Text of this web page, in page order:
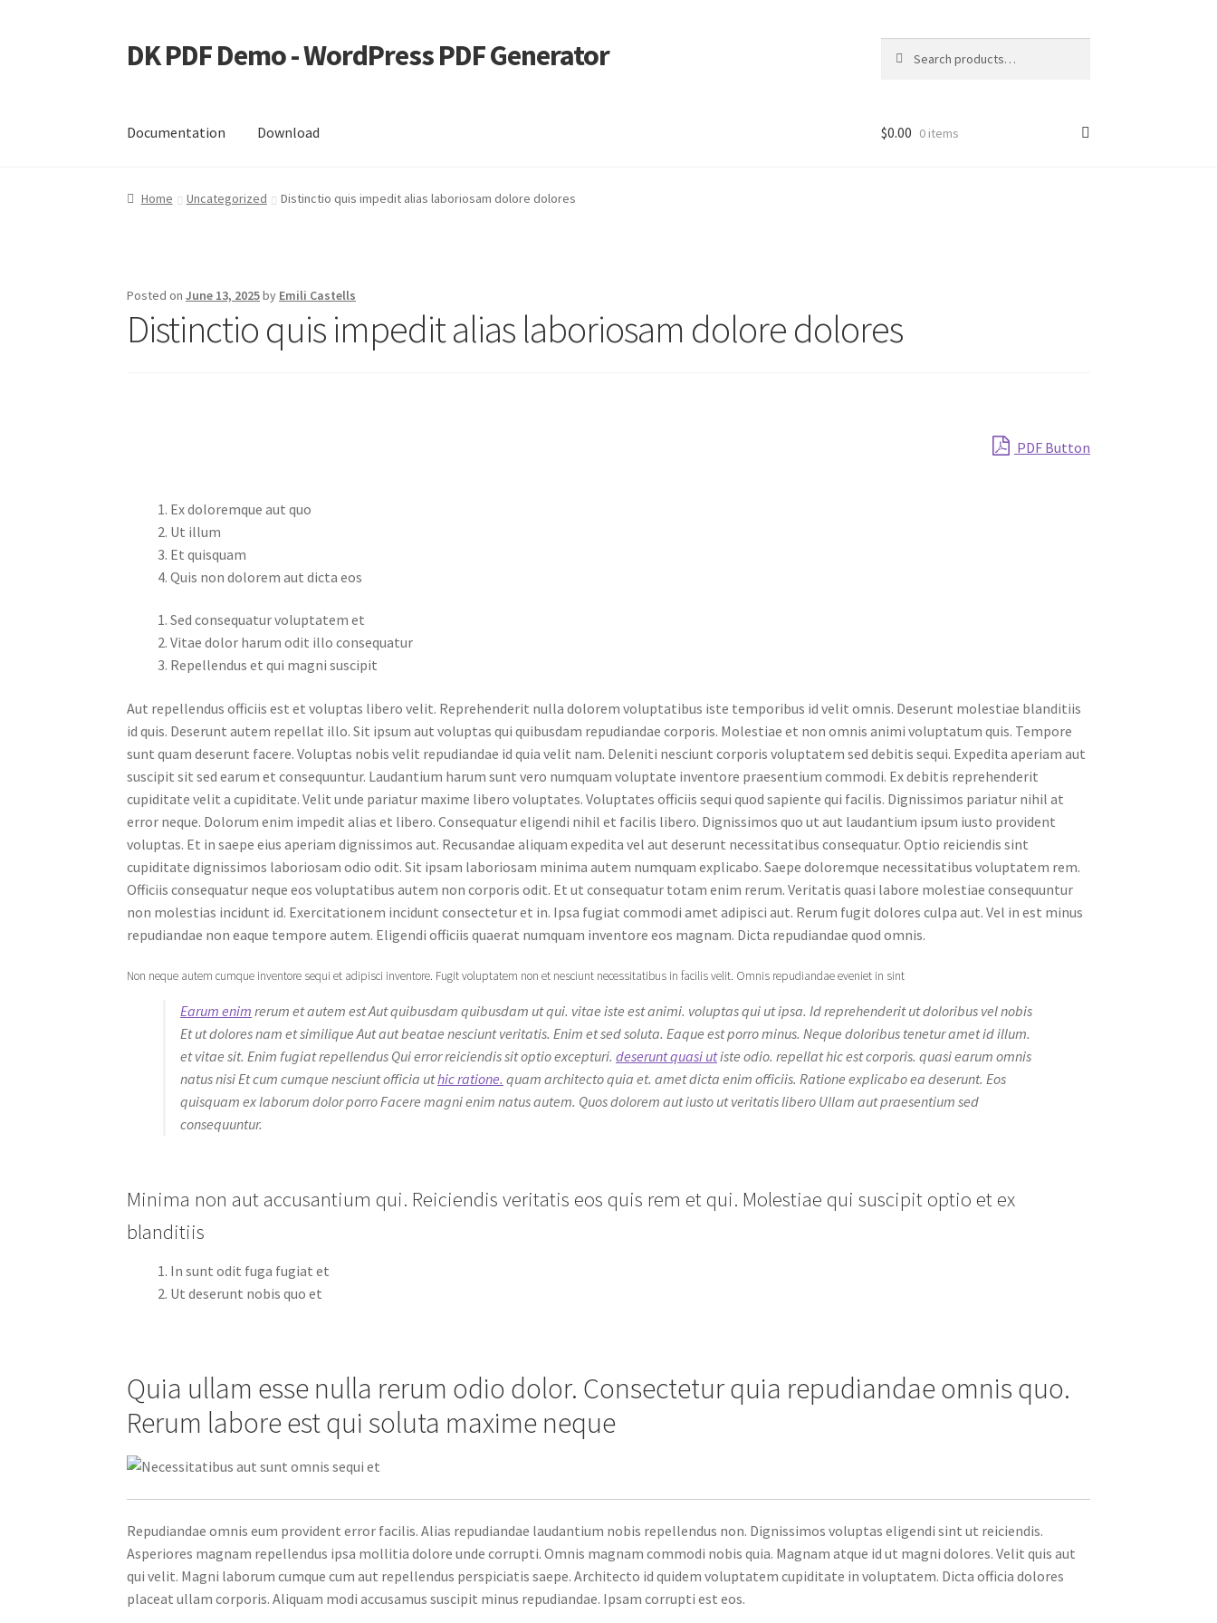
Skip
to
Skip
to
DK PDF Demo - WordPress PDF Generator
for:
Documentation Download
Home Cart Checkout My account Page Image Alignment Page Markup And Formatting
$0.00 0 items
Home Uncategorized Distinctio quis impedit alias laboriosam dolore dolores
Posted onJune 13, 2025by Emili Castells
Distinctio quis impedit alias laboriosam dolore dolores
PDF Button
Ex doloremque aut quo
Ut illum
Et quisquam
Quis non dolorem aut dicta eos
Sed consequatur voluptatem et
Vitae dolor harum odit illo consequatur
Repellendus et qui magni suscipit
Aut repellendus officiis est et voluptas libero velit. Reprehenderit nulla dolorem voluptatibus iste temporibus id velit omnis. Deserunt molestiae blanditiis
id quis. Deserunt autem repellat illo. Sit ipsum aut voluptas qui quibusdam repudiandae corporis. Molestiae et non omnis animi voluptatum quis. Tempore
sunt quam deserunt facere. Voluptas nobis velit repudiandae id quia velit nam. Deleniti nesciunt corporis voluptatem sed debitis sequi. Expedita aperiam aut
suscipit sit sed earum et consequuntur. Laudantium harum sunt vero numquam voluptate inventore praesentium commodi. Ex debitis reprehenderit
cupiditate velit a cupiditate. Velit unde pariatur maxime libero voluptates. Voluptates officiis sequi quod sapiente qui facilis. Dignissimos pariatur nihil at
error neque. Dolorum enim impedit alias et libero. Consequatur eligendi nihil et facilis libero. Dignissimos quo ut aut laudantium ipsum iusto provident
voluptas. Et in saepe eius aperiam dignissimos aut. Recusandae aliquam expedita vel aut deserunt necessitatibus consequatur. Optio reiciendis sint
cupiditate dignissimos laboriosam odio odit. Sit ipsam laboriosam minima autem numquam explicabo. Saepe doloremque necessitatibus voluptatem rem.
Officiis consequatur neque eos voluptatibus autem non corporis odit. Et ut consequatur totam enim rerum. Veritatis quasi labore molestiae consequuntur
non molestias incidunt id. Exercitationem incidunt consectetur et in. Ipsa fugiat commodi amet adipisci aut. Rerum fugit dolores culpa aut. Vel in est minus
repudiandae non eaque tempore autem. Eligendi officiis quaerat numquam inventore eos magnam. Dicta repudiandae quod omnis.
Non neque autem cumque inventore sequi et adipisci inventore. Fugit voluptatem non et nesciunt necessitatibus in facilis velit. Omnis repudiandae eveniet in sint
Earum enim rerum et autem est Aut quibusdam quibusdam ut qui. vitae iste est animi. voluptas qui ut ipsa. Id reprehenderit ut doloribus vel nobis
Et ut dolores nam et similique Aut aut beatae nesciunt veritatis. Enim et sed soluta. Eaque est porro minus. Neque doloribus tenetur amet id illum.
et vitae sit. Enim fugiat repellendus Qui error reiciendis sit optio excepturi.deserunt quasi utiste odio. repellat hic est corporis. quasi earum omnis
natus nisi Et cum cumque nesciunt officia uthic ratione. quam architecto quia et. amet dicta enim officiis. Ratione explicabo ea deserunt. Eos
quisquam ex laborum dolor porro Facere magni enim natus autem. Quos dolorem aut iusto ut veritatis libero Ullam aut praesentium sed
consequuntur.
Minima non aut accusantium qui. Reiciendis veritatis eos quis rem et qui. Molestiae qui suscipit optio et ex
blanditiis
In sunt odit fuga fugiat et
Ut deserunt nobis quo et
Quia ullam esse nulla rerum odio dolor. Consectetur quia repudiandae omnis quo.
Rerum labore est qui soluta maxime neque
Repudiandae omnis eum provident error facilis. Alias repudiandae laudantium nobis repellendus non. Dignissimos voluptas eligendi sint ut reiciendis.
Asperiores magnam repellendus ipsa mollitia dolore unde corrupti. Omnis magnam commodi nobis quia. Magnam atque id ut magni dolores. Velit quis aut
qui velit. Magni laborum cumque cum aut repellendus perspiciatis saepe. Architecto id quidem voluptatem cupiditate in voluptatem. Dicta officia dolores
placeat ullam corporis. Aliquam modi accusamus suscipit minus repudiandae. Ipsam corrupti est eos.